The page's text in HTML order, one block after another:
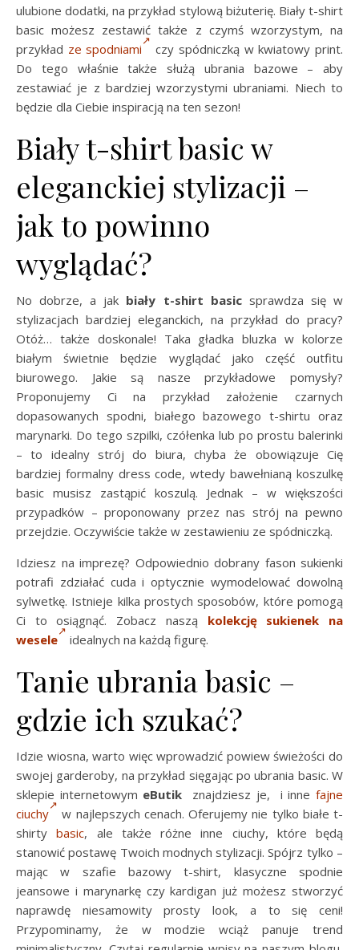
ulubione dodatki, na przykład stylową biżuterię. Biały t-shirt
basic możesz zestawić także z czymś wzorzystym, na
przykład ze spodniami
czy spódniczką w kwiatowy print.
Do tego właśnie także służą ubrania bazowe – aby
zestawiać je z bardziej wzorzystymi ubraniami. Niech to
będzie dla Ciebie inspiracją na ten sezon!
Biały t-shirt basic w
eleganckiej stylizacji –
jak to powinno
wyglądać?
No dobrze, a jak biały t-shirt basicsprawdza się w
stylizacjach bardziej eleganckich, na przykład do pracy?
Otóż… także doskonale! Taka gładka bluzka w kolorze
białym świetnie będzie wyglądać jako część outfitu
biurowego. Jakie są nasze przykładowe pomysły?
Proponujemy Ci na przykład założenie czarnych
dopasowanych spodni, białego bazowego t-shirtu oraz
marynarki. Do tego szpilki, czółenka lub po prostu balerinki
– to idealny strój do biura, chyba że obowiązuje Cię
bardziej formalny dress code, wtedy bawełnianą koszulkę
basic musisz zastąpić koszulą. Jednak – w większości
przypadków – proponowany przez nas strój na pewno
przejdzie. Oczywiście także w zestawieniu ze spódniczką.
Idziesz na imprezę? Odpowiednio dobrany fason sukienki
potrafi zdziałać cuda i optycznie wymodelować dowolną
sylwetkę. Istnieje kilka prostych sposobów, które pomogą
Ci to osiągnąć. Zobacz naszą kolekcję sukienek na
wesele
idealnych na każdą figurę.
Tanie ubrania basic –
gdzie ich szukać?
Idzie wiosna, warto więc wprowadzić powiew świeżości do
swojej garderoby, na przykład sięgając po ubrania basic. W
sklepie internetowym eButik znajdziesz je, i innefajne
ciuchy
w najlepszych cenach. Oferujemy nie tylko białe t-
shirtybasic, ale także różne inne ciuchy, które będą
stanowić postawę Twoich modnych stylizacji. Spójrz tylko –
mając w szafie bazowy t-shirt, klasyczne spodnie
jeansowe i marynarkę czy kardigan już możesz stworzyć
naprawdę niesamowity prosty look, a to się ceni!
Przypominamy, że w modzie wciąż panuje trend